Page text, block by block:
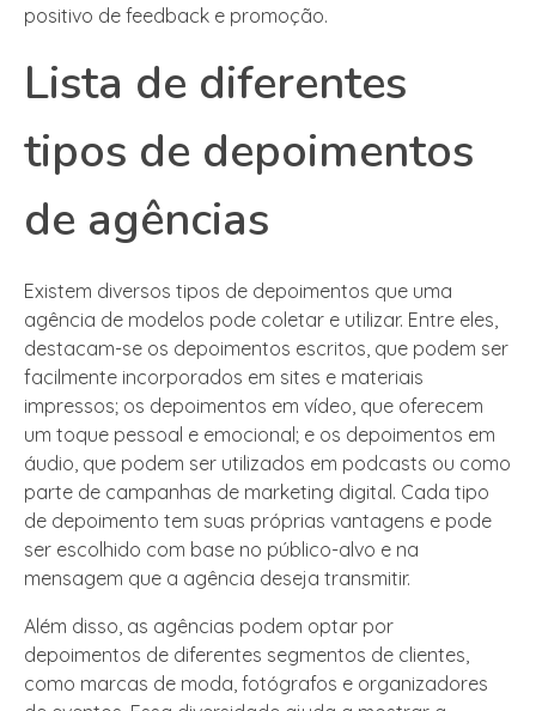
positivo de feedback e promoção.
Lista de diferentes
tipos de depoimentos
de agências
Existem diversos tipos de depoimentos que uma
agência de modelos pode coletar e utilizar. Entre eles,
destacam-se os depoimentos escritos, que podem ser
facilmente incorporados em sites e materiais
impressos; os depoimentos em vídeo, que oferecem
um toque pessoal e emocional; e os depoimentos em
áudio, que podem ser utilizados em podcasts ou como
parte de campanhas de marketing digital. Cada tipo
de depoimento tem suas próprias vantagens e pode
ser escolhido com base no público-alvo e na
mensagem que a agência deseja transmitir.
Além disso, as agências podem optar por
depoimentos de diferentes segmentos de clientes,
como marcas de moda, fotógrafos e organizadores